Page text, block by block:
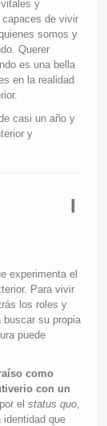
y
de vivir
somos y
Querer
es una bella
en la realidad
casi un año y
y
I
experimenta el
Para vivir
los roles y
su propia
puede
como
con un
el status quo,
que